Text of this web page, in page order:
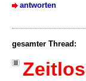
antworten
gesamter Thread: